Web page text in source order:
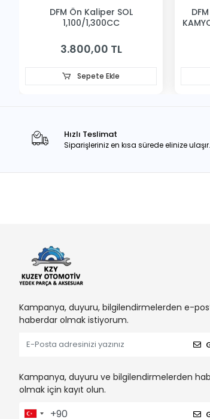
DFM Ön Kaliper SOL
1,100/1,300CC
3.800,00 TL
Sepete Ekle
Hızlı Teslimat
Siparişleriniz en kısa sürede elinize ulaşır.
Kampanya, duyuru, bilgilendirmelerden e-
haberdar olmak istiyorum.
Kampanya, duyuru ve bilgilendirmelerden
olmak için kayıt olun.